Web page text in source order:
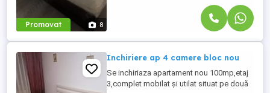
Promovat 8
Inchiriere ap 4 camere bloc nou
Se inchiriaza apartament nou 100mp,etaj
3,complet mobilat și utilat situat pe două